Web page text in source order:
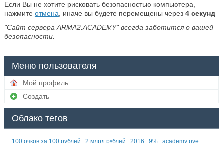
Если Вы не хотите рисковать безопасностью компьютера,
нажмите отмена , иначе вы будете перемещены через 4секунд
"Сайт сервера ARMA2.ACADEMY" всегда заботится о вашей
безопасности.
Меню пользователя
Мой профиль
Создать
Облако тегов
100 очков за 100 рублей 2 млрд рублей 2016 9% academy pve